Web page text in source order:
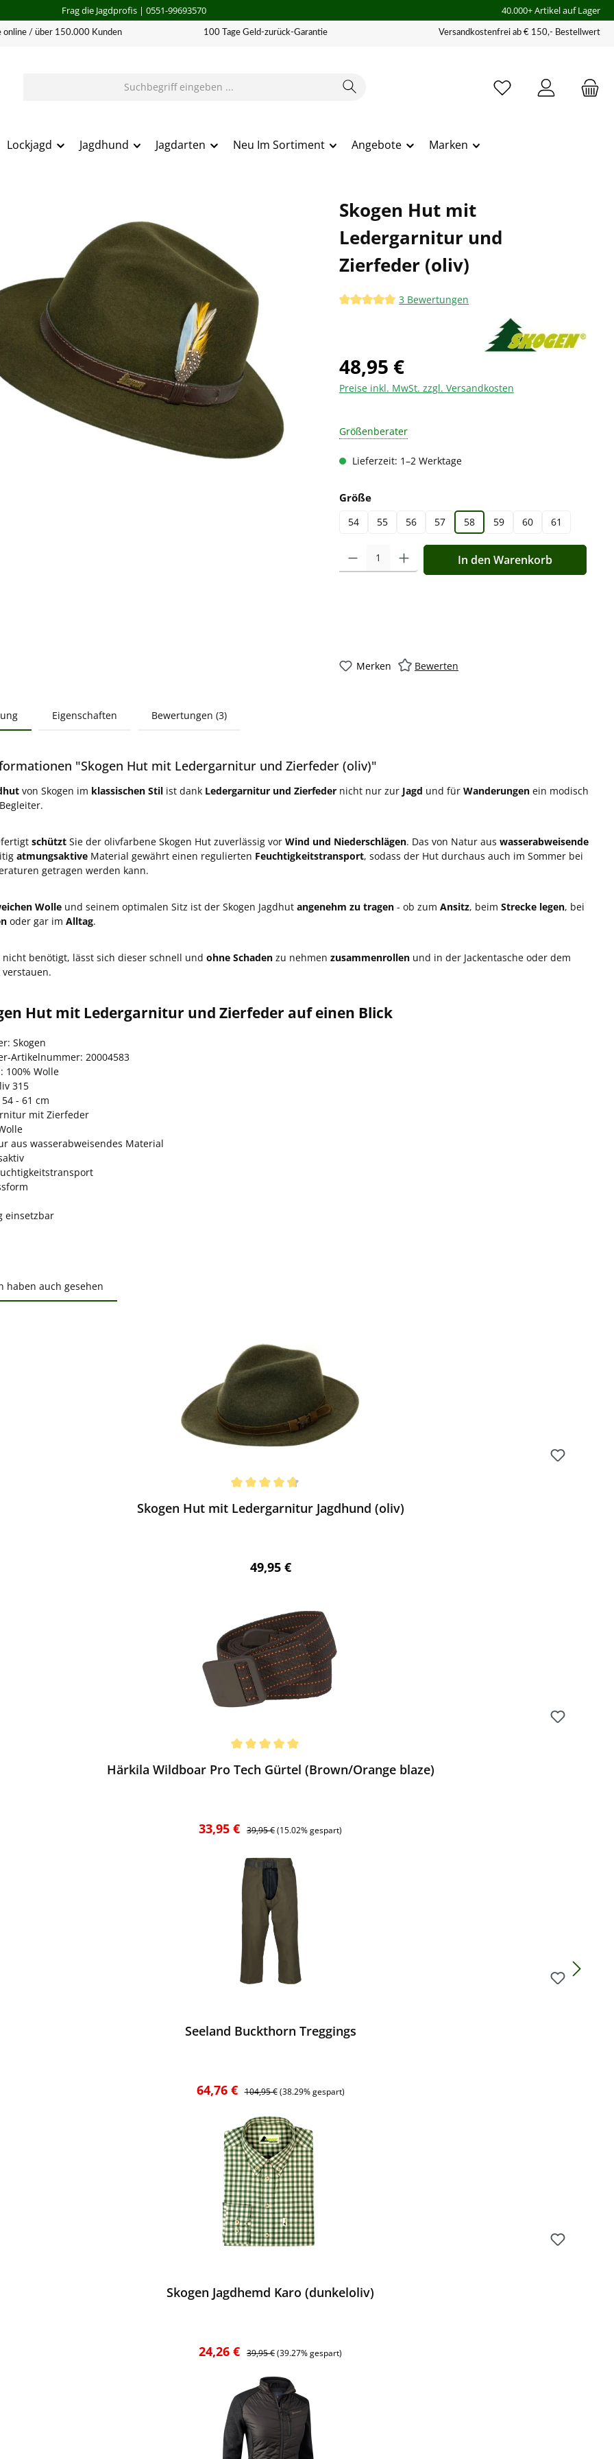
Frag die Jagdprofis| 0551-99693570 40.000+ Artikel auf Lager
online / über 150.000 Kunden 100 Tage Geld-zurück-Garantie Versandkostenfrei ab € 150,- Bestellwert
Lockjagd Jagdhund Jagdarten Neu Im Sortiment Angebote Marken
Skogen Hut mit
Ledergarnitur und
Zierfeder (oliv)
Durchschnittliche Bewertung von 5 von 5 Sternen
3 Bewertungen
48,95 €
Preise inkl. MwSt. zzgl. Versandkosten
Größenberater
Lieferzeit: 1–2 Werktage
Größeauswählen
54 55 56 57 58 59 60 61
Produkt Anzahl: Gib den gewünschten Wert ein oder
In den Warenkorb
Merken Bewerten
Eigenschaften Bewertungen (3)
"Skogen Hut mit Ledergarnitur und Zierfeder (oliv)"
von Skogen im klassischen Stil ist dank Ledergarnitur und Zierfeder nicht nur zur Jagd und für Wanderungen ein modisch
schützt Sie der olivfarbene Skogen Hut zuverlässig vor Wind und Niederschlägen. Das von Natur aus wasserabweisende
atmungsaktive Material gewährt einen regulierten Feuchtigkeitstransport, sodass der Hut durchaus auch im Sommer bei
getragen werden kann.
Wolle und seinem optimalen Sitz ist der Skogen Jagdhut angenehm zu tragen - ob zum Ansitz, beim Strecke legen, bei
oder gar im Alltag.
benötigt, lässt sich dieser schnell und ohne Schaden zu nehmen zusammenrollen und in der Jackentasche oder dem
verstauen.
Hut mit Ledergarnitur und Zierfeder auf einen Blick
Skogen
Artikelnummer: 20004583
100% Wolle
315
- 61 cm
mit Zierfeder
aus wasserabweisendes Material
einsetzbar
haben auch gesehen
Skogen Hut mit Ledergarnitur Jagdhund (oliv)
Regulärer Preis:
49,95 €
Härkila Wildboar Pro Tech Gürtel (Brown/Orange blaze)
Verkaufspreis:
33,95 € Regulärer Preis:
39,95 €(15.02% gespart)
Seeland Buckthorn Treggings
Verkaufspreis:
64,76 € Regulärer Preis:
104,95 € (38.29% gespart)
Skogen Jagdhemd Karo (dunkeloliv)
Verkaufspreis:
24,26 € Regulärer Preis:
39,95 €(39.27% gespart)